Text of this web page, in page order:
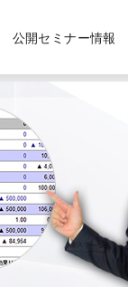
公開セミナー情報